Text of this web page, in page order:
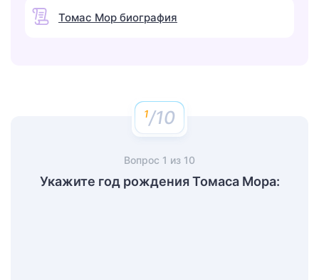
Томас Мор биография
/10
Вопрос 1 из 10
Укажите год рождения Томаса Мора: